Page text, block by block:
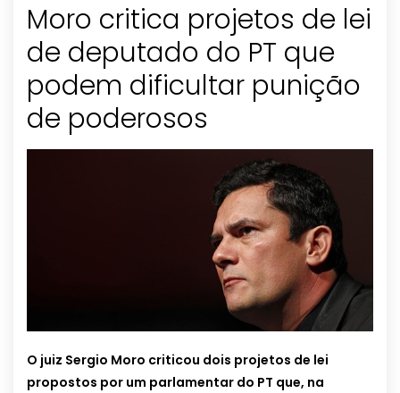
Moro critica projetos de lei
de deputado do PT que
podem dificultar punição
de poderosos
O juiz Sergio Moro criticou dois projetos de lei
propostos por um parlamentar do PT que, na